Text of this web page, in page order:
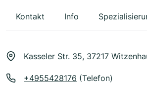
Kontakt Info
Kasseler Str. 35, 37217
+4955428176 (Telefon)